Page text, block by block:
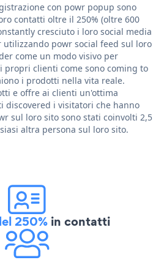
con powr popup sono
contatti oltre il 250% (oltre 600
cresciuto i loro social media
utilizzando powr social feed sul loro
come un modo visivo per
propri clienti come sono coming to
i prodotti nella vita reale.
e offre ai clienti un'ottima
discovered i visitatori che hanno
sul loro sito sono stati coinvolti 2,5
altra persona sul loro sito.
250% in contatti